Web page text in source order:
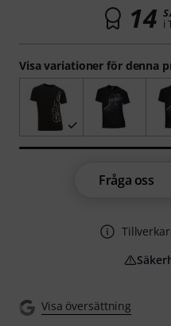
Visa översättning
Visa variationer för denna
14 i
Fråga oss